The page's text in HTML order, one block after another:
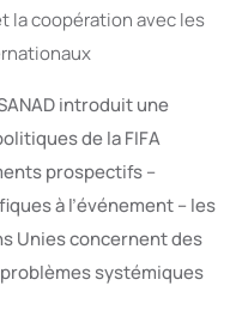
la coopération avec les
introduit une
de la FIFA
prospectifs –
à l’événement – les
Unies concernent des
systémiques